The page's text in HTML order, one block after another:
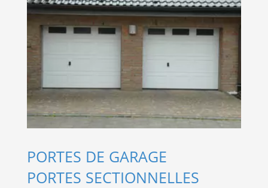
PORTES DE GARAGE
PORTES SECTIONNELLES